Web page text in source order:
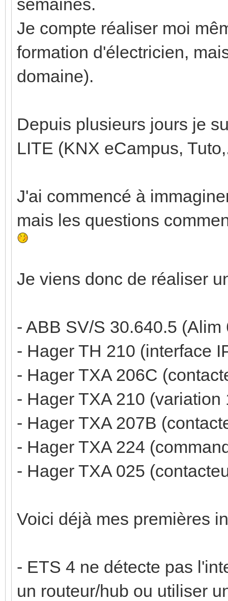
semaines.
Je compte réaliser moi
formation d'électricien,
domaine).
Depuis plusieurs jours je
LITE (KNX eCampus,
J'ai commencé à
mais les questions
Je viens donc de réaliser
- ABB SV/S 30.640.5 (Alim
- Hager TH 210 (interface
- Hager TXA 206C
- Hager TXA 210 (variation
- Hager TXA 207B
- Hager TXA 224
- Hager TXA 025
Voici déjà mes premières
- ETS 4 ne détecte pas
un routeur/hub ou utiliser